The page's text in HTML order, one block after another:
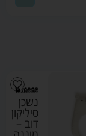
נשכן
סיליקון
דוב –